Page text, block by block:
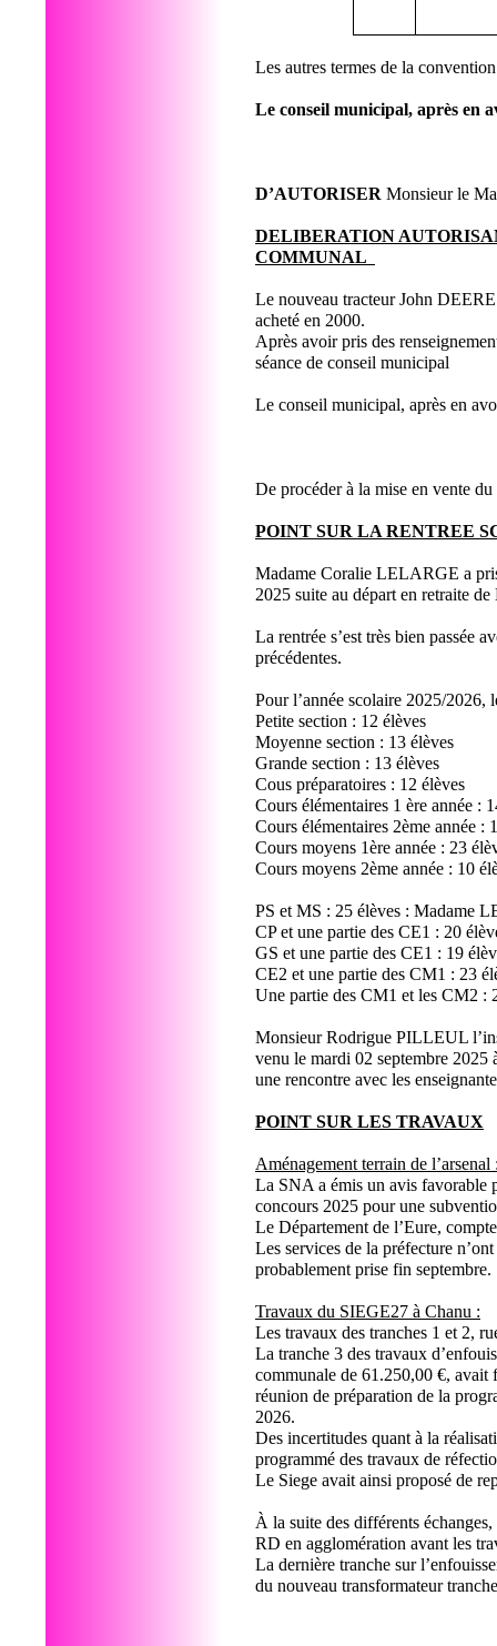
Les autres termes de la
Le conseil municipal, après en
D’AUTORISER Monsieur le
DELIBERATION
COMMUNAL
Le nouveau tracteur John
acheté en 2000.
Après avoir pris des
séance de conseil municipal
Le conseil municipal, après en
De procéder à la mise en vente
POINT SUR LA RENTREE
Madame Coralie LELARGE a
2025 suite au départ en retraite
La rentrée s’est très bien passée
précédentes.
Pour l’année scolaire 2025/
Petite section : 12 élèves
Moyenne section : 13 élèves
Grande section : 13 élèves
Cous préparatoires : 12 élèves
Cours élémentaires 1 ère année :
Cours élémentaires 2ème année :
Cours moyens 1ère année : 23
Cours moyens 2ème année : 10
PS et MS : 25 élèves : Madame
CP et une partie des CE1 : 20
GS et une partie des CE1 : 19
CE2 et une partie des CM1 : 23
Une partie des CM1 et les CM2
Monsieur Rodrigue PILLEUL
venu le mardi 02 septembre 2025
une rencontre avec les
POINT SUR LES TRAVAUX
Aménagement terrain de l’arsenal
La SNA a émis un avis favorable
concours 2025 pour une
Le Département de l’Eure,
Les services de la préfecture
probablement prise fin septembre.
Travaux du SIEGE27 à Chanu :
Les travaux des tranches 1 et 2,
La tranche 3 des travaux
communale de 61.250,00 €, avait
réunion de préparation de la
2026.
Des incertitudes quant à la
programmé des travaux de
Le Siege avait ainsi proposé de
À la suite des différents
RD en agglomération avant les
La dernière tranche sur
du nouveau transformateur